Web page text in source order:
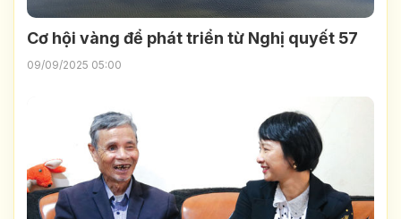
Cơ hội vàng để phát triển từ Nghị quyết 57
09/09/2025 05:00